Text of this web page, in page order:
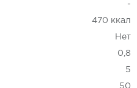
-
470 ккал
Нет
0,8
5
50